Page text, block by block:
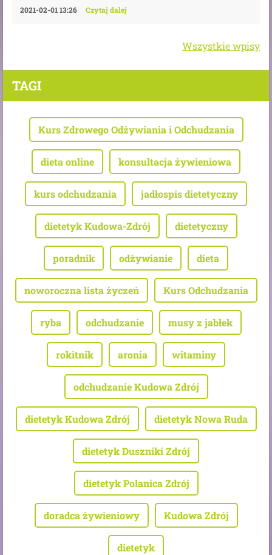
2021-02-01 13:26 Czytaj dalej
Wszystkie wpisy
TAGI
Kurs Zdrowego Odżywiania i Odchudzania
dieta online konsultacja żywieniowa
kurs odchudzania jadłospis dietetyczny
dietetyk Kudowa-Zdrój dietetyczny
poradnik odżywianie dieta
noworoczna lista życzeń Kurs Odchudzania
ryba odchudzanie musy z jabłek
rokitnik aronia witaminy
odchudzanie Kudowa Zdrój
dietetyk Kudowa Zdrój dietetyk Nowa Ruda
dietetyk Duszniki Zdrój
dietetyk Polanica Zdrój
doradca żywieniowy Kudowa Zdrój
dietetyk